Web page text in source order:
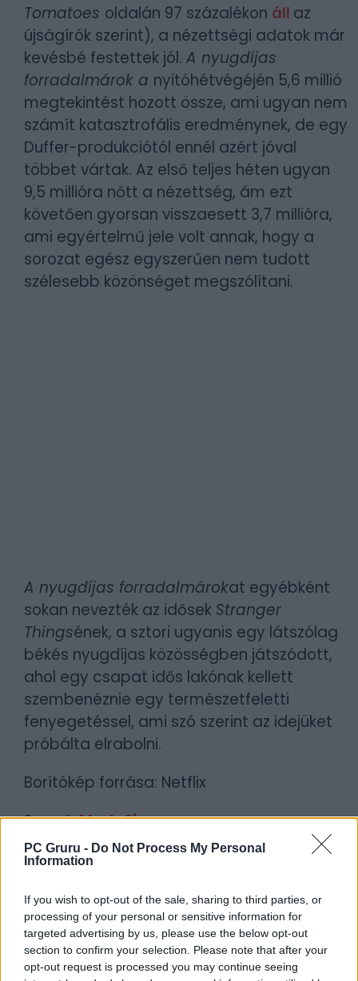
PC Gruru - Do Not Process My Personal
Information
If you wish to opt-out of the sale, sharing to third parties, or
processing of your personal or sensitive information for
targeted advertising by us, please use the below opt-out
section to confirm your selection. Please note that after your
opt-out request is processed you may continue seeing
Tomatoes oldalán 97 százalékon áll az
újságírók szerint), a nézettségi adatok már
kevésbé festettek jól. A nyugdíjas
forradalmárok a nyitóhétvégéjén 5,6 millió
megtekintést hozott össze, ami ugyan nem
számít katasztrofális eredménynek, de egy
Duffer-produkciótól ennél azért jóval
többet vártak. Az első teljes héten ugyan
9,5 millióra nőtt a nézettség, ám ezt
követően gyorsan visszaesett 3,7 millióra,
ami egyértelmű jele volt annak, hogy a
sorozat egész egyszerűen nem tudott
szélesebb közönséget megszólítani.
A nyugdíjas forradalmárokat egyébként
sokan nevezték az idősek Stranger
Thingsének, a sztori ugyanis egy látszólag
békés nyugdíjas közösségben játszódott,
ahol egy csapat idős lakónak kellett
szembenéznie egy természetfeletti
fenyegetéssel, ami szó szerint az idejüket
próbálta elrabolni.
Borítókép forrása: Netflix
Szerző:MarlaSinger
Dátum:2026.06.18 08:58
Guru tartalmairól véletlenül se maradj le
a Google-ben.
KAPCSOLÓDÓ HÍREK